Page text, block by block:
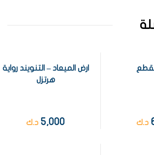
د.ك
ارض الميعاد – التنويند رواية
هرتزل
5,000 د.ك